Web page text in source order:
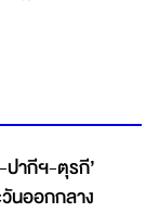
ปากีฯ-ตุรกี’
วันออกกลาง